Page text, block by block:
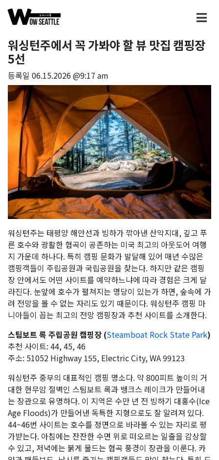
워싱턴주에서 꼭 가봐야 할 뷰 맛집 캠핑장
5선
등록일 06.15.2026 @9:17 am
워싱턴주는 태평양 해안선과 빙하가 깎아낸 산악지대, 깊고 푸
른 호수와 광활한 협곡이 공존하는 미국 최고의 아웃도어 여행
지 가운데 하나다. 특히 캠핑 문화가 발달해 있어 매년 수많은
캠핑객들이 주립공원과 국립공원을 찾는다. 하지만 같은 캠핑
장 안에서도 어떤 사이트를 예약하느냐에 따라 경험은 크게 달
라진다. 눈앞에 호수가 펼쳐지는 명당이 있는가 하면, 숲속에 가
려 전망을 볼 수 없는 자리도 있기 때문이다. 워싱턴주 캠핑 마
니아들이 꼽는 최고의 전망 캠핑장과 추천 사이트를 소개한다.
스팀보트 록 주립공원 캠핑장 (Steamboat Rock State Park)
추천 사이트: 44, 45, 46
주소: 51052 Highway 155, Electric City, WA 99123
워싱턴주 중부의 대표적인 캠핑 명소다. 약 800피트 높이의 거
대한 현무암 절벽인 스팀보트 록과 뱅크스 레이크가 만들어내
는 장관으로 유명하다. 이 지역은 수만 년 전 빙하기 대홍수(Ice
Age Floods)가 만들어낸 독특한 지형으로도 잘 알려져 있다.
44~46번 사이트는 호수를 정면으로 바라볼 수 있는 자리로 평
가받는다. 아침에는 잔잔한 수면 위로 떠오르는 일출을 감상할
수 있고, 저녁에는 붉게 물드는 협곡 풍경이 장관을 이룬다. 카